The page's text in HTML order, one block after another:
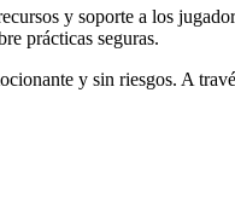
y soporte a los
prácticas seguras.
y sin riesgos. A